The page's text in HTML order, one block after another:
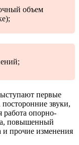
объем
первые
звуки,
опорно-
повышенный
и прочие изменения